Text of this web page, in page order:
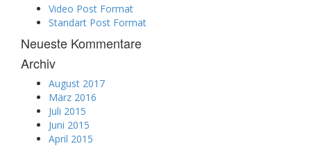
Video Post Format
Standart Post Format
Neueste Kommentare
Archiv
August 2017
März 2016
Juli 2015
Juni 2015
April 2015